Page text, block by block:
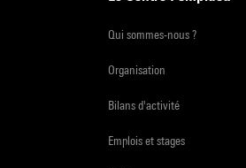
Qui sommes-nous ?
Organisation
Bilans d'activité
Emplois et stages